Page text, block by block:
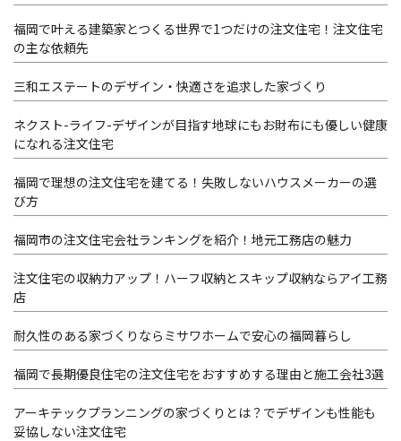
福岡で叶える建築家とつくる世界で1つだけの注文住宅！注文住宅
の主な依頼先
三和エステートのデザイン・快適さを追求した家づくり
ネクスト-ライフ-デザインが目指す地球にもお財布にも優しい健康
になれる注文住宅
福岡で理想の注文住宅を建てる！失敗しないハウスメーカーの選
び方
福岡市の注文住宅会社ランキングを紹介！地元工務店の魅力
注文住宅の収納力アップ！ハーフ収納とスキップ収納ならアイ工務
店
耐久性のある家づくりならミサワホームで安心の福岡暮らし
福岡で長期優良住宅の注文住宅をおすすめする理由と施工会社3選
アーキテックプランニングの家づくりとは？でデザインも性能も
妥協しない注文住宅